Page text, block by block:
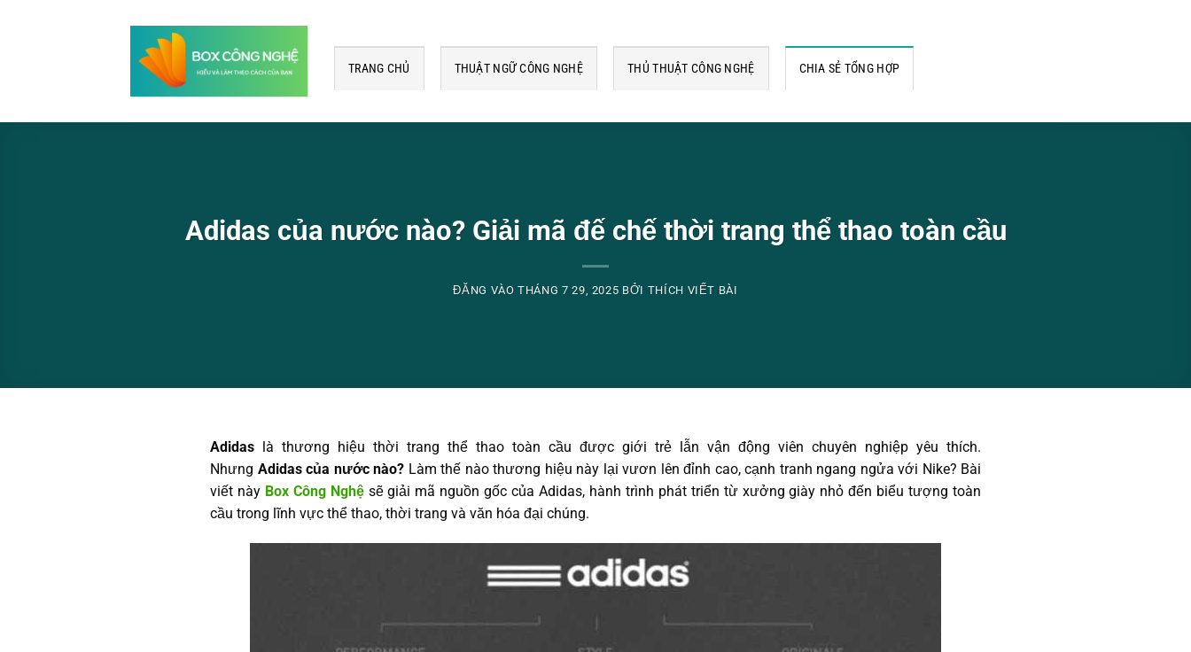
TRANG CHỦ THUẬT NGỮ CÔNG NGHỆ THỦ THUẬT CÔNG NGHỆ CHIA SẺ TỔNG HỢP
Adidas của nước nào? Giải mã đế chế thời trang thể thao toàn cầu
ĐĂNG VÀOTHÁNG 7 29, 2025 BỞI THÍCH VIẾT BÀI
Adidas là thương hiệu thời trang thể thao toàn cầu được giới trẻ lẫn vận động viên chuyên nghiệp yêu thích.
Nhưng Adidas của nước nào? Làm thế nào thương hiệu này lại vươn lên đỉnh cao, cạnh tranh ngang ngửa với Nike? Bài
viết này Box Công Nghệsẽ giải mã nguồn gốc của Adidas, hành trình phát triển từ xưởng giày nhỏ đến biểu tượng toàn
cầu trong lĩnh vực thể thao, thời trang và văn hóa đại chúng.